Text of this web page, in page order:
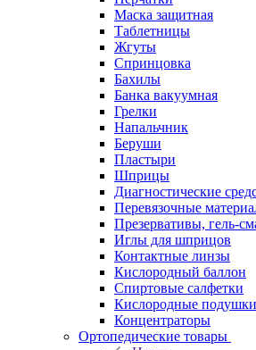
Маска защитная
Таблетницы
Жгуты
Спринцовка
Бахилы
Банка вакуумная
Грелки
Напальчник
Беруши
Пластыри
Шприцы
Диагностические
Перевязочные
Презервативы, гель-
Иглы для шприцов
Контактные линзы
Кислородный баллон
Спиртовые салфетки
Кислородные подушки
Концентраторы
Ортопедические товары